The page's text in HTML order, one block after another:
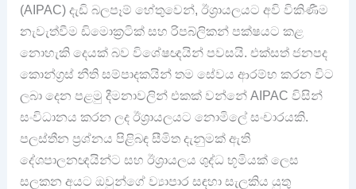
(AIPAC) දැඩි බලපෑම් හේතුවෙන්‍, ඊශ්‍රායලයට අවි විකිණීම
නැවැත්වීම ඩිමොක්‍රටික් සහ රිපබ්ලිකන් පක්ෂයට කළ
නොහැකි දෙයක් බව විශේෂඥයින් පවසයි. එක්සත් ජනපද
කොන්ග්‍රස් නීති සම්පාදකයින් තම සේවය ආරම්භ කරන විට
ලබා දෙන පළමු දීමනාවලින් එකක් වන්නේ AIPAC විසින්
සංවිධානය කරන ලද ඊශ්‍රායලයට නොමිලේ සංචාරයකි.
පලස්තීන ප්‍රශ්නය පිළිබඳ සීමිත දැනුමක් ඇති
දේශපාලනඥයින්ට සහ ඊශ්‍රායලය ශුද්ධ භූමියක් ලෙස
සලකන අයට ඔවුන්ගේ ව්‍යාපාර සඳහා සැලකිය යුතු